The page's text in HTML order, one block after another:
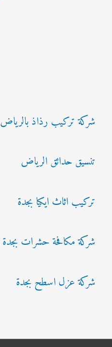
شركة تركيب رذاذ بالرياض
تنسيق حدائق الرياض
تركيب اثاث ايكيا بجدة
شركة مكافحة حشرات بجدة
شركة عزل اسطح بجدة